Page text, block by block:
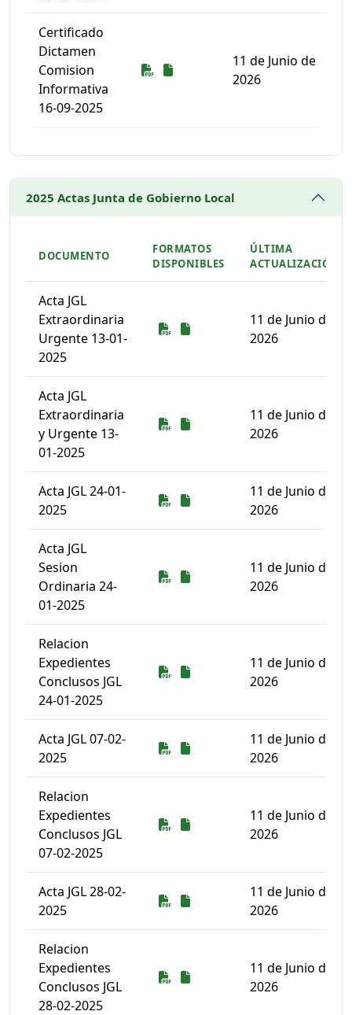
Certificado
Dictamen
Comision
Informativa
16-09-2025
Descarga
Descarga
11 de Junio de
2026
2025 Actas Junta de Gobierno Local
DOCUMENTO
FORMATOS
DISPONIBLES
ÚLTIMA
ACTUALIZACIÓN
Acta JGL
Extraordinaria
Urgente 13-01-
2025
Descarga
Descarga
11 de Junio de
2026
Acta JGL
Extraordinaria
y Urgente 13-
01-2025
Descarga
Descarga
11 de Junio de
2026
Acta JGL 24-01-
2025
Descarga
Descarga
11 de Junio de
2026
Acta JGL
Sesion
Ordinaria 24-
01-2025
Descarga
Descarga
11 de Junio de
2026
Relacion
Expedientes
Conclusos JGL
24-01-2025
Descarga
Descarga
11 de Junio de
2026
Acta JGL 07-02-
2025
Descarga
Descarga
11 de Junio de
2026
Relacion
Expedientes
Conclusos JGL
07-02-2025
Descarga
Descarga
11 de Junio de
2026
Acta JGL 28-02-
2025
Descarga
Descarga
11 de Junio de
2026
Relacion
Expedientes
Conclusos JGL
28-02-2025
Descarga
Descarga
11 de Junio de
2026